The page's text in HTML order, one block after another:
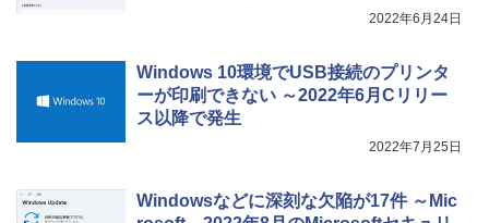
New Amazon Kindle Scribe Colorsoft |
整、色調調節ライト、プレミアムペン付
き、グラファイト
2022年6月24日
Windows 10環境でUSB接続のプリンタ
ーが印刷できない ～2022年6月Cリリー
ス以降で発生
2022年7月25日
Windowsなどに深刻な欠陥が17件 ～Mic